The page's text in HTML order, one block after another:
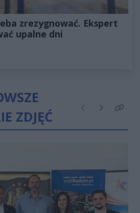
zrezygnować. Ekspert
upalne dni
ZDJĘĆ
Poprzednie
NastępneKliknij